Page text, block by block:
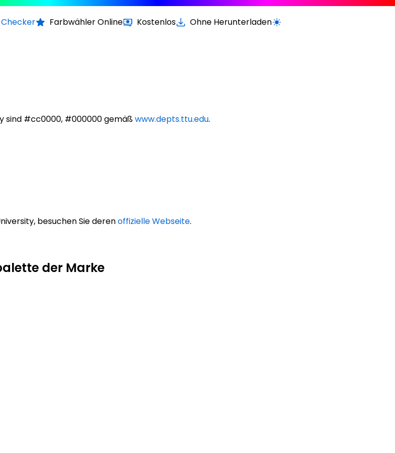
Farbwähler Online Kostenlos Ohne HerunterladenWechseln zur hellen / dunklen
sind #cc0000, #000000 gemäßwww.depts.ttu.edu.
besuchen Sie derenoffizielle Webseite.
der Marke